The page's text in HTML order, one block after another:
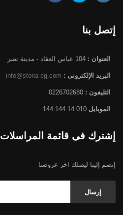
إتصل بنا
العنوان :
البريد الإلكترونى : info@storia-eg.com
التليفون :
الموبايل
إشترك فى قائمة المراسلات
إنضم إلينا ليصلك اخر عروضنا